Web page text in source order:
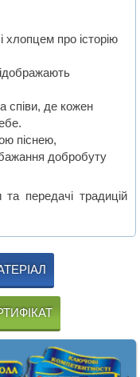
хлопцем про історію
співи, де кожен
піснею,
добробуту
та передачі традицій